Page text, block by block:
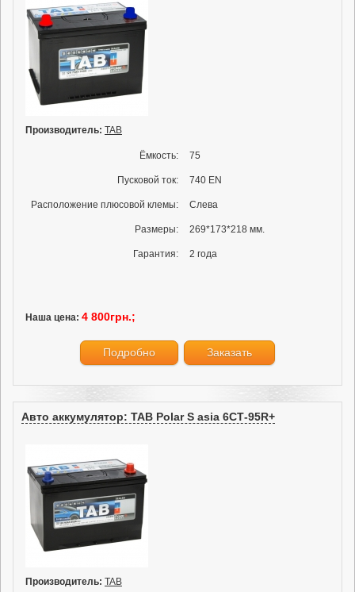
Производитель: TAB
Ёмкость: 75
Пусковой ток: 740 EN
Расположение плюсовой клемы: Слева
Размеры: 269*173*218 мм.
Гарантия: 2 года
Наша цена: 4 800грн.;
Подробно Заказать
Авто аккумулятор: TAB Polar S asia 6СТ-95R+
Производитель: TAB